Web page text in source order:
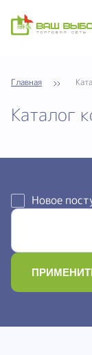
Главная
Каталог
Новое